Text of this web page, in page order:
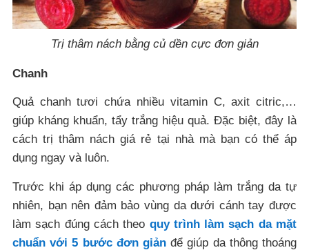
Trị thâm nách bằng củ dền cực đơn giản
Chanh
Quả chanh tươi chứa nhiều vitamin C, axit citric,…
giúp kháng khuẩn, tẩy trắng hiệu quả. Đặc biệt, đây là
cách trị thâm nách giá rẻ tại nhà mà bạn có thể áp
dụng ngay và luôn.
Trước khi áp dụng các phương pháp làm trắng da tự
nhiên, bạn nên đảm bảo vùng da dưới cánh tay được
làm sạch đúng cách theo quy trình làm sạch da mặt
chuẩn với 5 bước đơn giản để giúp da thông thoáng